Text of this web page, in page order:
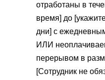
отработаны в
время] до
дни] с
ИЛИ
перерывом в
[Сотрудник не